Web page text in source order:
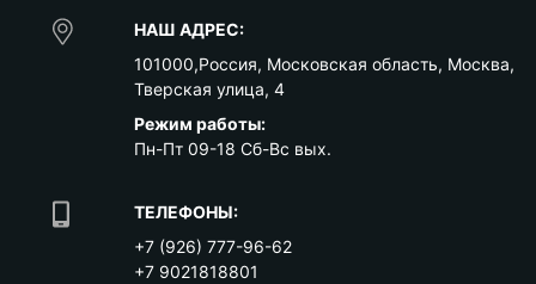
НАШ АДРЕС:
101000,Россия, Московская область, Москва,
Тверская улица, 4
Режим работы:
Пн-Пт 09-18 Сб-Вс вых.
ТЕЛЕФОНЫ:
+7 (926) 777-96-62
+7 9021818801